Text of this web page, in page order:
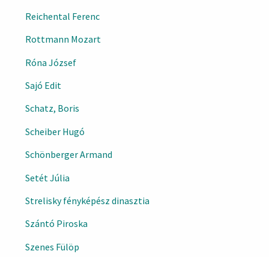
Reichental Ferenc
Rottmann Mozart
Róna József
Sajó Edit
Schatz, Boris
Scheiber Hugó
Schönberger Armand
Setét Júlia
Strelisky fényképész dinasztia
Szántó Piroska
Szenes Fülöp